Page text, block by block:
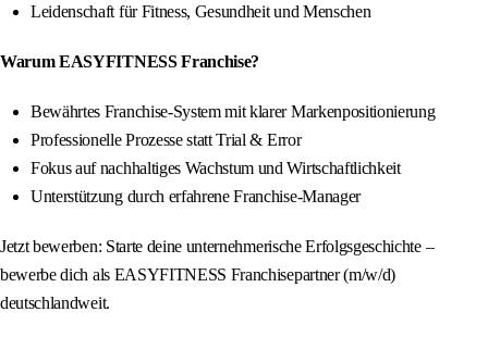
Leidenschaft für Fitness, Gesundheit und Menschen
Warum EASYFITNESS Franchise?
Bewährtes Franchise-System mit klarer Markenpositionierung
Professionelle Prozesse statt Trial & Error
Fokus auf nachhaltiges Wachstum und Wirtschaftlichkeit
Unterstützung durch erfahrene Franchise-Manager
Jetzt bewerben: Starte deine unternehmerische Erfolgsgeschichte –
bewerbe dich als EASYFITNESS Franchisepartner (m/w/d)
deutschlandweit.